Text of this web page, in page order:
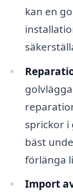
kan en
sprickor i
bäst
förlänga
Import